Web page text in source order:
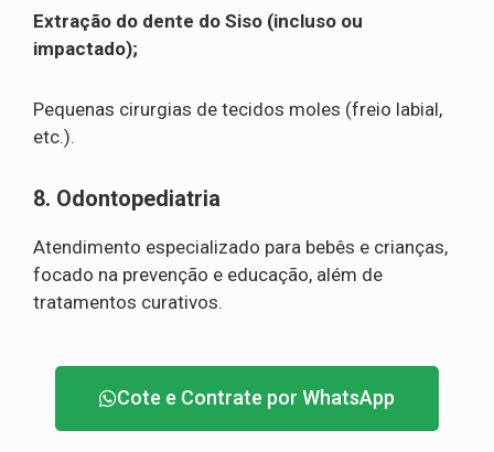
Extração do dente do Siso (incluso ou
impactado);
Pequenas cirurgias de tecidos moles (freio labial,
etc.).
8. Odontopediatria
Atendimento especializado para bebês e crianças,
focado na prevenção e educação, além de
tratamentos curativos.
Cote e Contrate por WhatsApp